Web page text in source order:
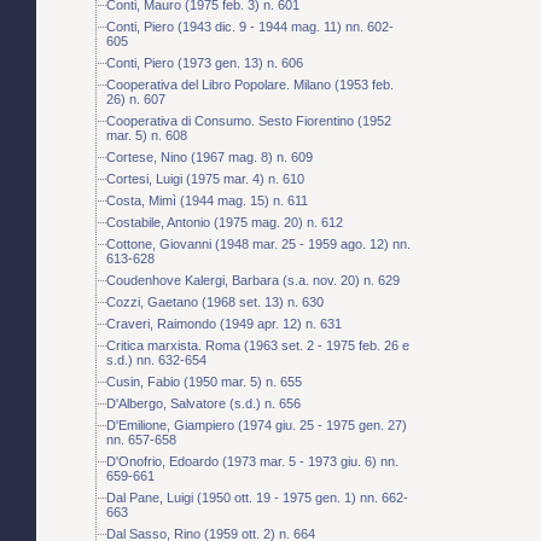
Conti, Mauro (1975 feb. 3) n. 601
Conti, Piero (1943 dic. 9 - 1944 mag. 11) nn. 602-
605
Conti, Piero (1973 gen. 13) n. 606
Cooperativa del Libro Popolare. Milano (1953 feb.
26) n. 607
Cooperativa di Consumo. Sesto Fiorentino (1952
mar. 5) n. 608
Cortese, Nino (1967 mag. 8) n. 609
Cortesi, Luigi (1975 mar. 4) n. 610
Costa, Mimì (1944 mag. 15) n. 611
Costabile, Antonio (1975 mag. 20) n. 612
Cottone, Giovanni (1948 mar. 25 - 1959 ago. 12) nn.
613-628
Coudenhove Kalergi, Barbara (s.a. nov. 20) n. 629
Cozzi, Gaetano (1968 set. 13) n. 630
Craveri, Raimondo (1949 apr. 12) n. 631
Critica marxista. Roma (1963 set. 2 - 1975 feb. 26 e
s.d.) nn. 632-654
Cusin, Fabio (1950 mar. 5) n. 655
D'Albergo, Salvatore (s.d.) n. 656
D'Emilione, Giampiero (1974 giu. 25 - 1975 gen. 27)
nn. 657-658
D'Onofrio, Edoardo (1973 mar. 5 - 1973 giu. 6) nn.
659-661
Dal Pane, Luigi (1950 ott. 19 - 1975 gen. 1) nn. 662-
663
Dal Sasso, Rino (1959 ott. 2) n. 664